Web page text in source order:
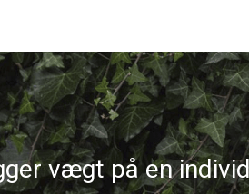
vægt på en